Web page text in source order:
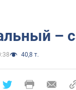
–
40,8 т.